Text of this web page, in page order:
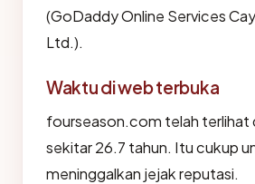
(GoDaddy Online Services
Ltd.).
Waktu di web terbuka
fourseason.com telah terlihat
sekitar 26.7 tahun. Itu cukup
meninggalkan jejak reputasi.